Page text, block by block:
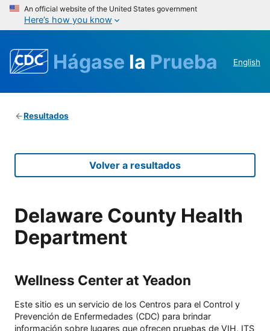
An official website of the United States government
Here’s how you know
Hágase la Prueba English
Resultados
Volver a resultados
Delaware County Health
Department
Wellness Center at Yeadon
Este sitio es un servicio de los Centros para el Control y
Prevención de Enfermedades (CDC) para brindar
información sobre lugares que ofrecen pruebas de VIH, ITS